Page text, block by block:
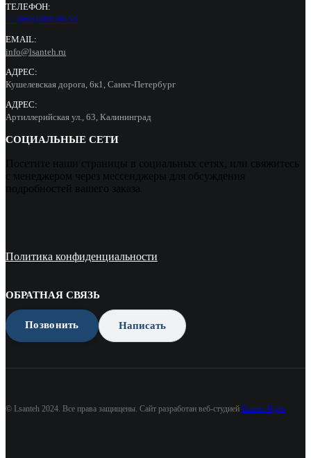
ТЕЛЕФОН:
+7 (965) 000 90 55
EMAIL:
info@lsanteh.ru
АДРЕС:
Кушелевская дорога, 6к1, Санкт-Петербург
АДРЕС:
Артиллерийская ул., 63, Калининград
СОЦИАЛЬНЫЕ СЕТИ
Посетите наши страницы в социальных сетях, или свяжитесь
с менеджером через мессенджеры для обсуждения
подробностей вашего заказа
Политика конфиденциальности
ОБРАТНАЯ СВЯЗЬ
Позвонить Написать
© Lsanteh 2024. Все права защищены. Сайт разработан веб-студией Бизнес Идея